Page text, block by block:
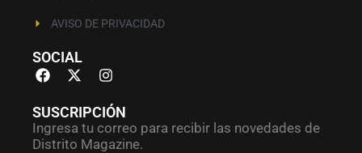
AVISO DE PRIVACIDAD
SOCIAL
SUSCRIPCIÓN
Ingresa tu correo para recibir las novedades de
Distrito Magazine.